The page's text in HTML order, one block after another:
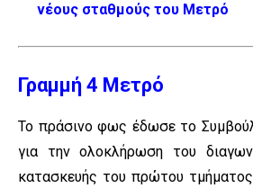
νέους σταθμούς του Μετρό
Γραμμή 4 Μετρό
Το πράσινο φως έδωσε το
για την ολοκλήρωση του
κατασκευής του πρώτου